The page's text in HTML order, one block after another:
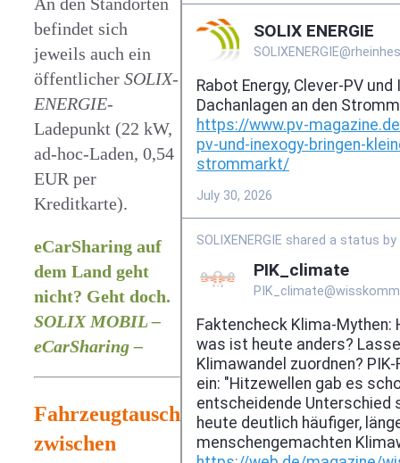
befindet sich
jeweils auch ein
öffentlicher SOLIX-
ENERGIE-
Ladepunkt (22 kW,
ad-hoc-Laden, 0,54
EUR per
Kreditkarte).
eCarSharing auf
dem Land geht
nicht? Geht doch.
SOLIX MOBIL –
eCarSharing –
Fahrzeugtausch
zwischen